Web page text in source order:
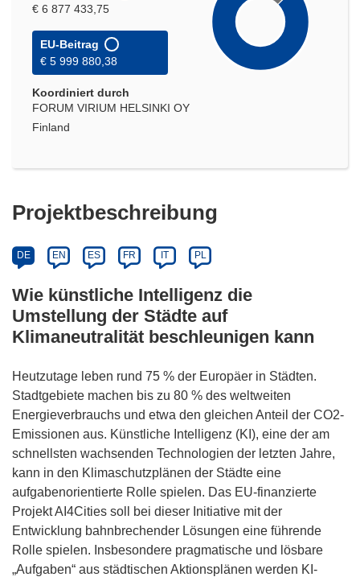
€ 6 877 433,75
EU-Beitrag
€ 5 999 880,38
Koordiniert durch
FORUM VIRIUM HELSINKI OY
Finland
Projektbeschreibung
DE EN ES FR IT PL
Wie künstliche Intelligenz die
Umstellung der Städte auf
Klimaneutralität beschleunigen kann
Heutzutage leben rund 75 % der Europäer in Städten.
Stadtgebiete machen bis zu 80 % des weltweiten
Energieverbrauchs und etwa den gleichen Anteil der CO2-
Emissionen aus. Künstliche Intelligenz (KI), eine der am
schnellsten wachsenden Technologien der letzten Jahre,
kann in den Klimaschutzplänen der Städte eine
aufgabenorientierte Rolle spielen. Das EU-finanzierte
Projekt AI4Cities soll bei dieser Initiative mit der
Entwicklung bahnbrechender Lösungen eine führende
Rolle spielen. Insbesondere pragmatische und lösbare
„Aufgaben“ aus städtischen Aktionsplänen werden KI-